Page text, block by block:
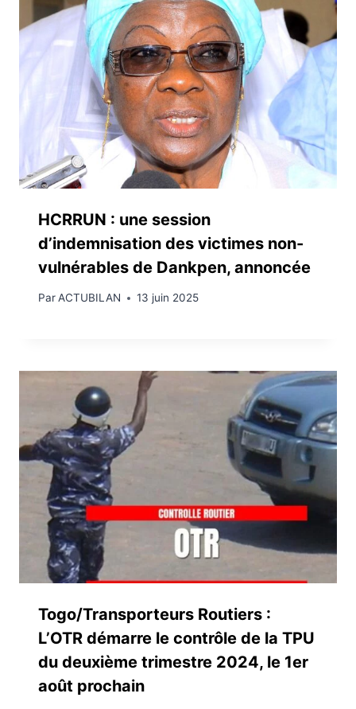
HCRRUN : une session
d’indemnisation des victimes non-
vulnérables de Dankpen, annoncée
ParACTUBILAN 13 juin 2025
Togo/Transporteurs Routiers :
L’OTR démarre le contrôle de la TPU
du deuxième trimestre 2024, le 1er
août prochain